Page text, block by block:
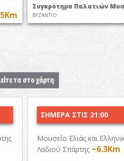
Συγκρότημα Παλατιών
ΒΥΖΑΝΤΙΟ
τα στο χάρτη
ΣΗΜΕΡΑ ΣΤΙΣ 21:00
Μουσείο Ελιάς και
Λαδιού Σπάρτης ~6.3Km